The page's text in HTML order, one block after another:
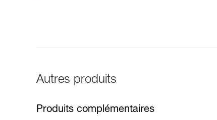
Autres produits
Produits complémentaires